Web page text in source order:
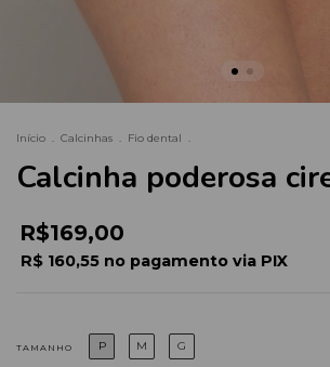
Início . Calcinhas . Fio dental .
Calcinha poderosa
R$169,00
R$ 160,55 no pagamento via PIX
TAMANHO P M G